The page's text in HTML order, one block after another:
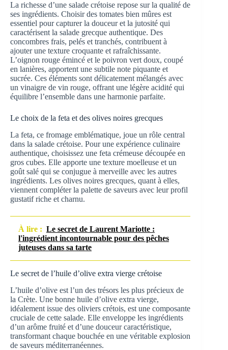
La richesse d’une salade crétoise repose sur la qualité de
ses ingrédients. Choisir des tomates bien mûres est
essentiel pour capturer la douceur et la jutosité qui
caractérisent la salade grecque authentique. Des
concombres frais, pelés et tranchés, contribuent à
ajouter une texture croquante et rafraîchissante.
L’oignon rouge émincé et le poivron vert doux, coupé
en lanières, apportent une subtile note piquante et
sucrée. Ces éléments sont délicatement mélangés avec
un vinaigre de vin rouge, offrant une légère acidité qui
équilibre l’ensemble dans une harmonie parfaite.
Le choix de la feta et des olives noires grecques
La feta, ce fromage emblématique, joue un rôle central
dans la salade crétoise. Pour une expérience culinaire
authentique, choisissez une feta crémeuse découpée en
gros cubes. Elle apporte une texture moelleuse et un
goût salé qui se conjugue à merveille avec les autres
ingrédients. Les olives noires grecques, quant à elles,
viennent compléter la palette de saveurs avec leur profil
gustatif riche et charnu.
À lire : Le secret de Laurent Mariotte :
l'ingrédient incontournable pour des pêches
juteuses dans sa tarte
Le secret de l’huile d’olive extra vierge crétoise
L’huile d’olive est l’un des trésors les plus précieux de
la Crète. Une bonne huile d’olive extra vierge,
idéalement issue des oliviers crétois, est une composante
cruciale de cette salade. Elle enveloppe les ingrédients
d’un arôme fruité et d’une douceur caractéristique,
transformant chaque bouchée en une véritable explosion
de saveurs méditerranéennes.